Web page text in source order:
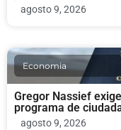
agosto 9, 2026
Economia
Gregor Nassief
programa de
agosto 9, 2026